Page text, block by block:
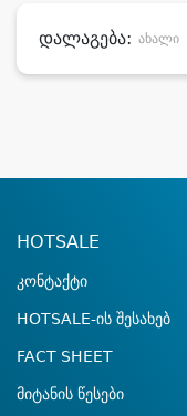
დალაგება: ახალი
HOTSALE
კონტაქტი
HOTSALE-ის შესახებ
FACT SHEET
მიტანის წესები